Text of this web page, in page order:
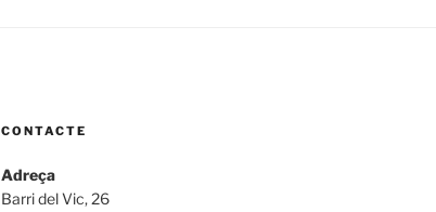
CONTACTE
Adreça
Barri del Vic, 26